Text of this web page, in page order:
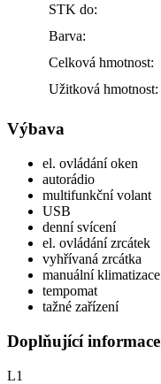
STK do:
Barva:
Celková hmotnost:
Užitková hmotnost:
Výbava
el. ovládání oken
autorádio
multifunkční volant
USB
denní svícení
el. ovládání zrcátek
vyhřívaná zrcátka
manuální klimatizace
tempomat
tažné zařízení
Doplňující informace
L1